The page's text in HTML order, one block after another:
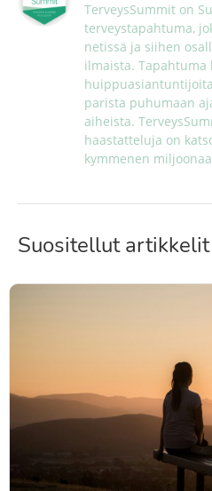
TerveysSummit on
terveystapahtuma,
netissä ja siihen
ilmaista. Tapahtuma
parista puhumaan
aiheista.
haastatteluja on
kymmenen
Suositellut artikkelit